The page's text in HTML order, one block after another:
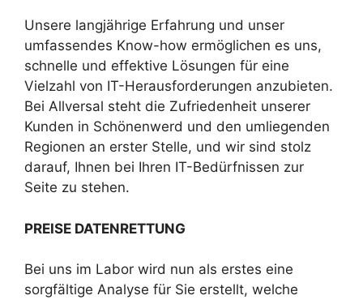
Unsere langjährige Erfahrung und unser
umfassendes Know-how ermöglichen es uns,
schnelle und effektive Lösungen für eine
Vielzahl von IT-Herausforderungen anzubieten.
Bei Allversal steht die Zufriedenheit unserer
Kunden in Schönenwerd und den umliegenden
Regionen an erster Stelle, und wir sind stolz
darauf, Ihnen bei Ihren IT-Bedürfnissen zur
Seite zu stehen.
PREISE DATENRETTUNG
Bei uns im Labor wird nun als erstes eine
sorgfältige Analyse für Sie erstellt, welche